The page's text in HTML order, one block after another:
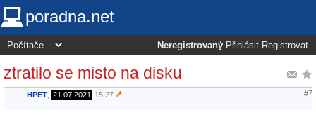
poradna.net
Neregistrovaný Přihlásit Registrovat
ztratilo se misto na disku
HPET 21.07.2021 15:27 #7